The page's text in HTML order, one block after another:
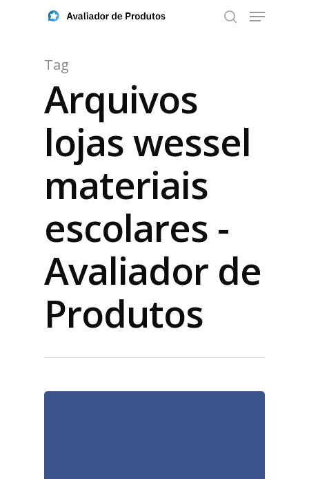
Aperte ENTER para buscar ou ESC para fechar
Tag
Arquivos
lojas wessel
materiais
escolares -
Avaliador de
Produtos